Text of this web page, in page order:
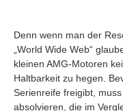
Denn wenn man der
„World Wide Web“
kleinen AMG-Motoren
Haltbarkeit zu hegen.
Serienreife freigibt,
absolvieren, die im